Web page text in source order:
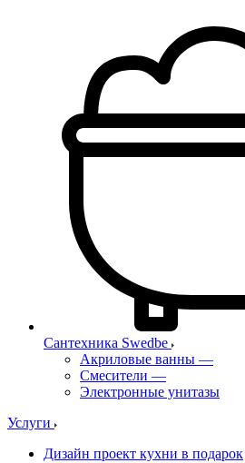
Сантехника Swedbe
Акриловые ванны —
Смесители —
Электронные унитазы
Услуги
Дизайн проект кухни в подарок